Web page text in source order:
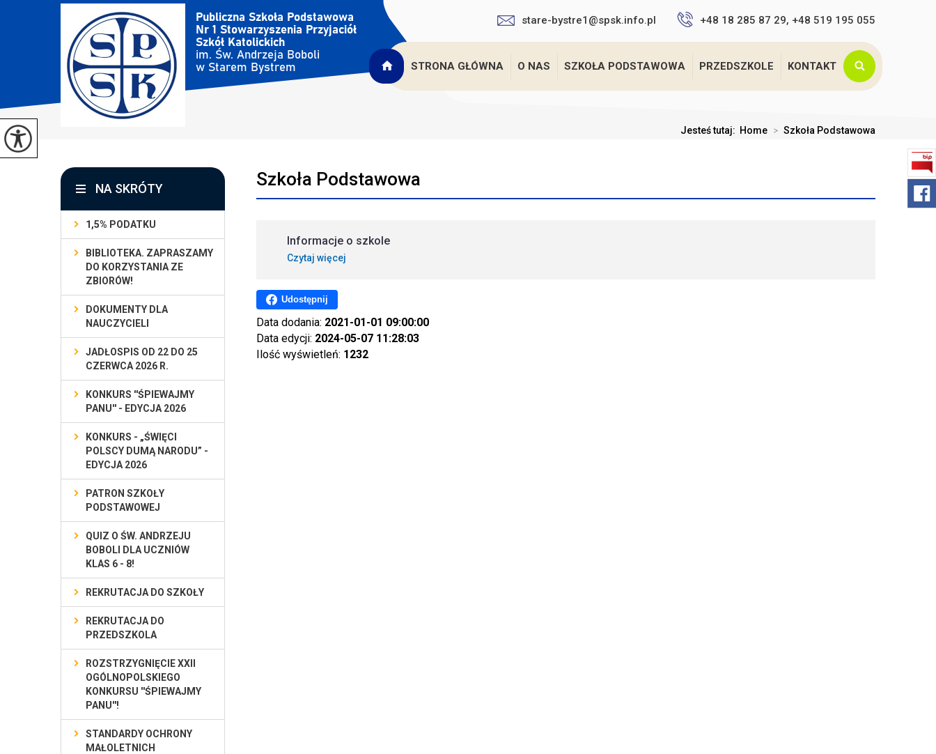
stare-bystre1@spsk.info.pl +48 18 285 87 29, +48 519 195 055
STRONA GŁÓWNA O NAS SZKOŁA PODSTAWOWA PRZEDSZKOLE KONTAKT
Jesteś tutaj: Home > Szkoła Podstawowa
Szkoła Podstawowa
Informacje o szkole
Czytaj więcej
Udostępnij
Data dodania: 2021-01-01 09:00:00
Data edycji: 2024-05-07 11:28:03
Ilość wyświetleń: 1232
NA SKRÓTY
1,5% PODATKU
BIBLIOTEKA. ZAPRASZAMY
DO KORZYSTANIA ZE
ZBIORÓW!
DOKUMENTY DLA
NAUCZYCIELI
JADŁOSPIS OD 22 DO 25
CZERWCA 2026 R.
KONKURS ''ŚPIEWAJMY
PANU'' - EDYCJA 2026
KONKURS - „ŚWIĘCI
POLSCY DUMĄ NARODU” -
EDYCJA 2026
PATRON SZKOŁY
PODSTAWOWEJ
QUIZ O ŚW. ANDRZEJU
BOBOLI DLA UCZNIÓW
KLAS 6 - 8!
REKRUTACJA DO SZKOŁY
REKRUTACJA DO
PRZEDSZKOLA
ROZSTRZYGNIĘCIE XXII
OGÓLNOPOLSKIEGO
KONKURSU ''ŚPIEWAJMY
PANU''!
STANDARDY OCHRONY
MAŁOLETNICH